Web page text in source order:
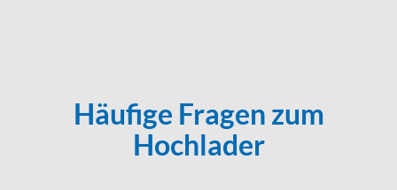
Häufige Fragen zum
Hochlader